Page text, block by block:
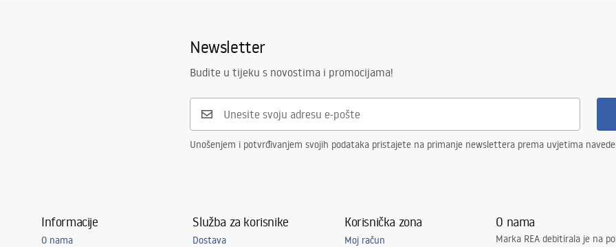
Prozirno
Newsletter
Budite u tijeku s novostima i promocijama!
Unošenjem i potvrđivanjem svojih podataka pristajete na primanje newslettera prema uvjetima
Informacije
O nama
Služba za korisnike
Dostava
Korisnička zona
Moj račun
O nama
Marka REA debitirala je na